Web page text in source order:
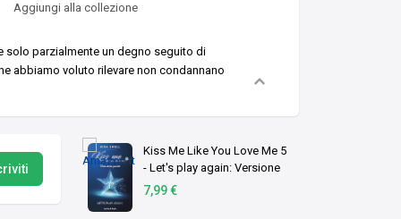
Aggiungi alla collezione
solo parzialmente un degno seguito di
abbiamo voluto rilevare non condannano
Kiss Me Like You Love Me 5
- Let's play again: Versione
italiana
7,99 €